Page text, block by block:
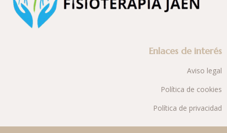
Enlaces de interés
Aviso legal
Política de cookies
Política de privacidad